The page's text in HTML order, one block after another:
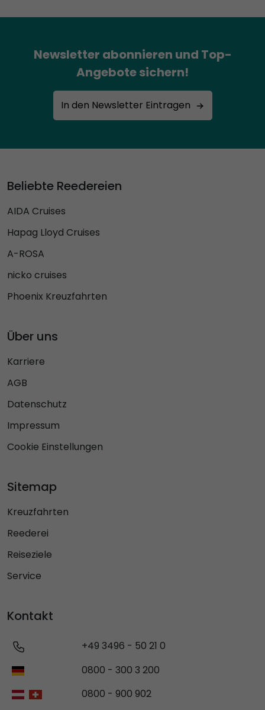
Newsletter abonnieren und Top-
Angebote sichern!
In den Newsletter Eintragen
Beliebte Reedereien
AIDA Cruises
Hapag Lloyd Cruises
A-ROSA
nicko cruises
Phoenix Kreuzfahrten
Über uns
Karriere
AGB
Datenschutz
Impressum
Cookie Einstellungen
Sitemap
Kreuzfahrten
Reederei
Reiseziele
Service
Kontakt
+49 3496 - 50 21 0
0800 - 300 3 200
0800 - 900 902